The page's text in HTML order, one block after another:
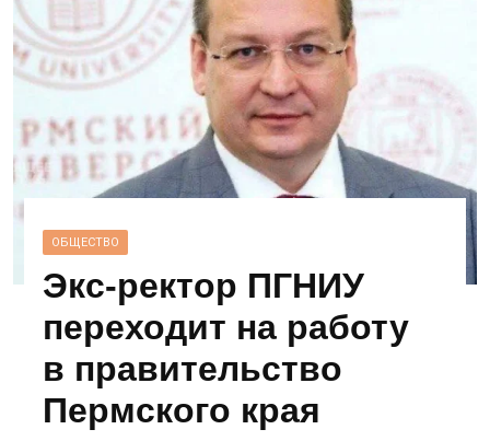
ОБЩЕСТВО
Экс‑ректор ПГНИУ
переходит на работу
в правительство
Пермского края